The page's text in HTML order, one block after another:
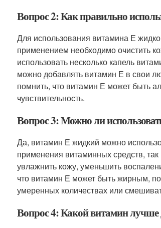
Вопрос 2: Как правильно
Для использования витамина Е
применением необходимо очистить
использовать несколько капель
можно добавлять витамин Е в свои
помнить, что витамин Е может быть
чувствительность.
Вопрос 3: Можно ли
Да, витамин Е жидкий можно
применения витаминных средств,
увлажнить кожу, уменьшить
что витамин Е может быть жирным,
умеренных количествах или
Вопрос 4: Какой витамин